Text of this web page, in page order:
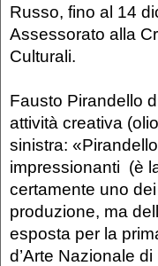
Russo, fino al 14
Assessorato alla
Culturali.
Fausto Pirandello
attività creativa
sinistra:
impressionanti (è
certamente uno
produzione, ma
esposta per la
d’Arte Nazionale